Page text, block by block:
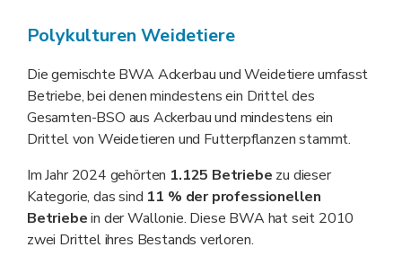
Polykulturen Weidetiere
Die gemischte BWA Ackerbau und Weidetiere umfasst
Betriebe, bei denen mindestens ein Drittel des
Gesamten-BSO aus Ackerbau und mindestens ein
Drittel von Weidetieren und Futterpflanzen stammt.
Im Jahr 2024 gehörten 1.125 Betriebe zu dieser
Kategorie, das sind 11 % der professionellen
Betriebein der Wallonie. Diese BWA hat seit 2010
zwei Drittel ihres Bestands verloren.